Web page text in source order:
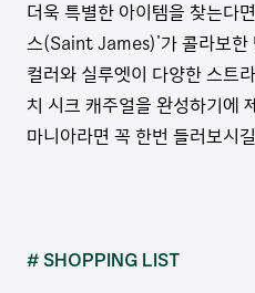
더욱 특별한 아이템을 찾는다
스(Saint James)'가 콜라보한
컬러와 실루엣이 다양한 스트
치 시크 캐주얼을 완성하기에
마니아라면 꼭 한번 들러보시
# SHOPPING LIST